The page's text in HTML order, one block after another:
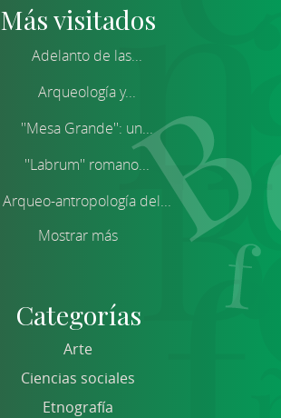
Más visitados
Adelanto de las...
Arqueología y...
''Mesa Grande'': un...
''Labrum'' romano...
Arqueo-antropología del...
Mostrar más
Categorías
Arte
Ciencias sociales
Etnografía